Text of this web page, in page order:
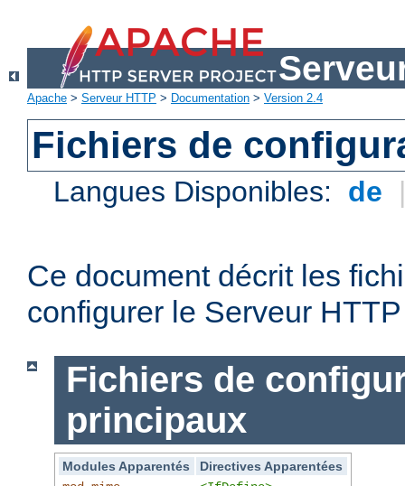
Apache > Serveur HTTP > Documentation > Version 2.4
Fichiers de
Langues Disponibles: de
Ce document décrit les
configurer le Serveur
Fichiers de
principaux
Modules Apparentés
Directives Apparentées